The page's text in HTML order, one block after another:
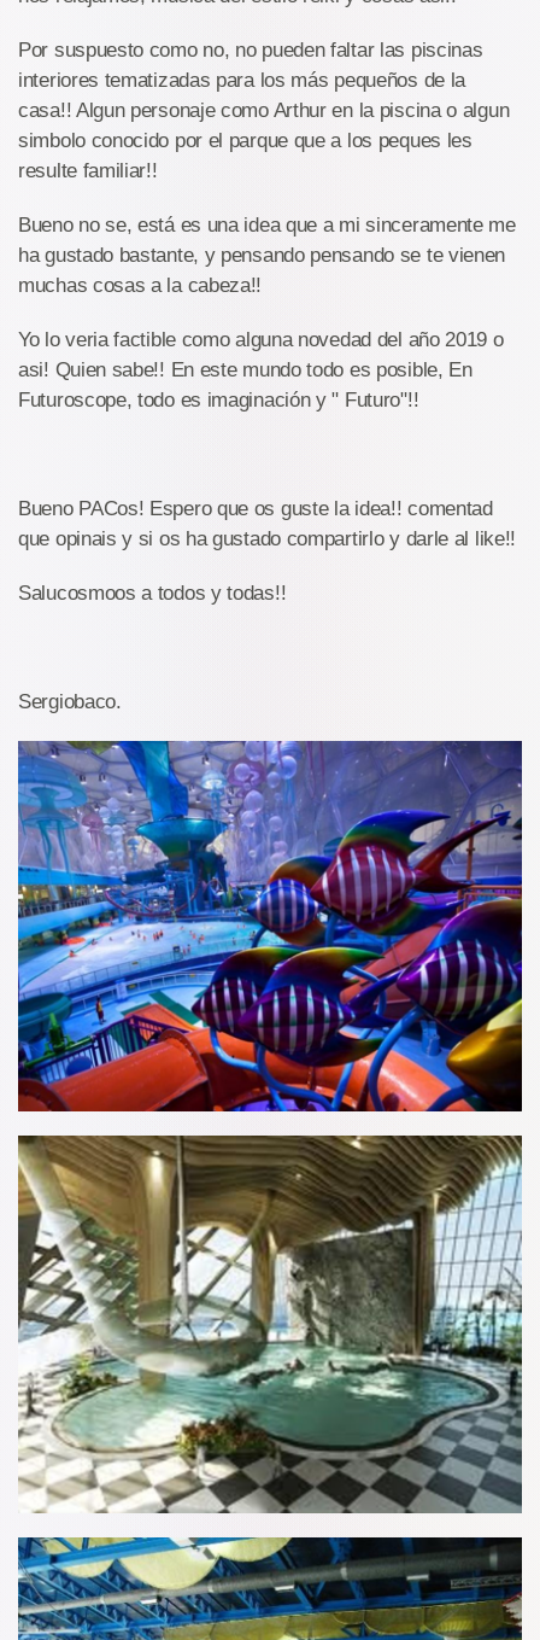
Por suspuesto como no, no pueden faltar las piscinas
interiores tematizadas para los más pequeños de la
casa!! Algun personaje como Arthur en la piscina o algun
simbolo conocido por el parque que a los peques les
resulte familiar!!
Bueno no se, está es una idea que a mi sinceramente me
ha gustado bastante, y pensando pensando se te vienen
muchas cosas a la cabeza!!
Yo lo veria factible como alguna novedad del año 2019 o
asi! Quien sabe!! En este mundo todo es posible, En
Futuroscope, todo es imaginación y " Futuro"!!
Bueno PACos! Espero que os guste la idea!! comentad
que opinais y si os ha gustado compartirlo y darle al like!!
Salucosmoos a todos y todas!!
Sergiobaco.